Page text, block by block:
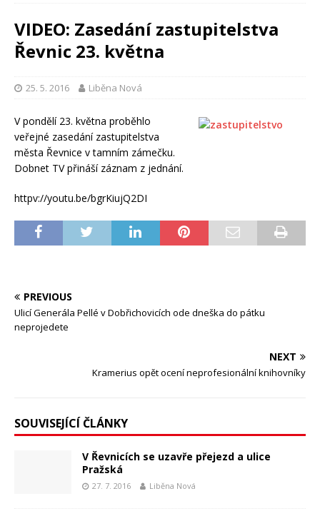
VIDEO: Zasedání zastupitelstva
Řevnic 23. května
25. 5. 2016 Liběna Nová
V pondělí 23. května proběhlo
veřejné zasedání zastupitelstva
města Řevnice v tamním zámečku.
Dobnet TV přináší záznam z jednání.
httpv://youtu.be/bgrKiujQ2DI
PREVIOUS
Ulicí Generála Pellé v Dobřichovicích ode dneška do pátku
neprojedete
NEXT
Kramerius opět ocení neprofesionální knihovníky
SOUVISEJÍCÍ ČLÁNKY
V Řevnicích se uzavře přejezd a ulice
Pražská
27. 7. 2016 Liběna Nová